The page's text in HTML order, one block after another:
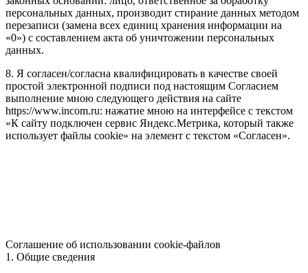
персональных данных, производит стирание данных методом
перезаписи (замена всех единиц хранения информации на
«0») с составлением акта об уничтожении персональных
данных.
8. Я согласен/согласна квалифицировать в качестве своей
простой электронной подписи под настоящим Согласием
выполнение мною следующего действия на сайте
https://www.incom.ru: нажатие мною на интерфейсе с текстом
«К сайту подключен сервис Яндекс.Метрика, который также
использует файлы cookie» на элемент с текстом «Согласен».
Соглашение об использовании cookie-файлов
1. Общие сведения